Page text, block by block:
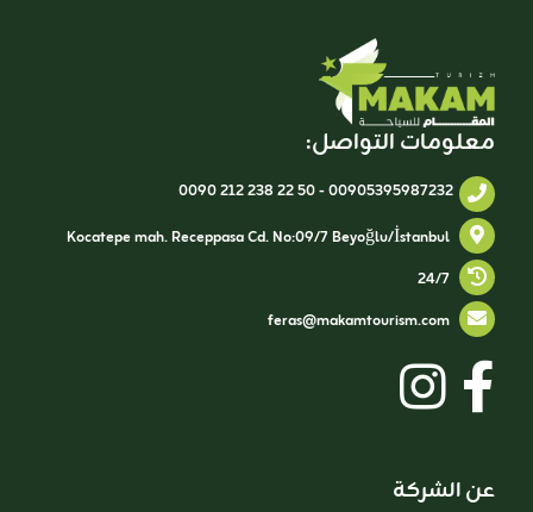
معلومات التواصل:
0090 212 238 22 50-00905395987232
feras@makamtourism.com
عن الشركة